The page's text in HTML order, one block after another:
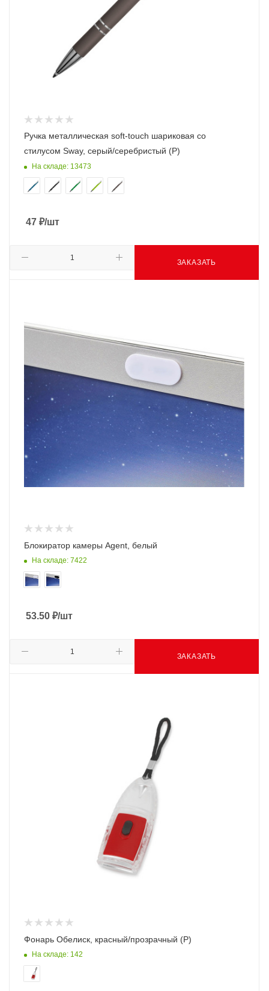
Ручка металлическая soft-touch шариковая со
стилусом Sway, серый/серебристый (P)
На складе: 13473
47 ₽/шт
ЗАКАЗАТЬ
Блокиратор камеры Agent, белый
На складе: 7422
53.50 ₽/шт
ЗАКАЗАТЬ
Фонарь Обелиск, красный/прозрачный (Р)
На складе: 142